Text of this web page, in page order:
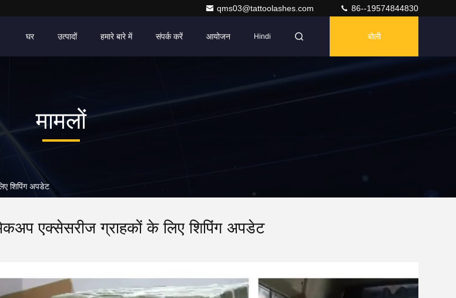
qms03@tattoolashes.com 86--19574844830
घर उत्पादों हमारे बारे में संपर्क करें आयोजन Hindi बोली
मामलों
शिपिंग अपडेट
एक्सेसरीज ग्राहकों के लिए शिपिंग अपडेट